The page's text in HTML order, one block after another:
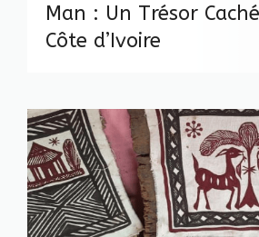
Man : Un Trésor
Côte d’Ivoire